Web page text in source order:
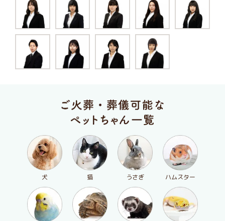
犬 猫 うさぎ ハムスター